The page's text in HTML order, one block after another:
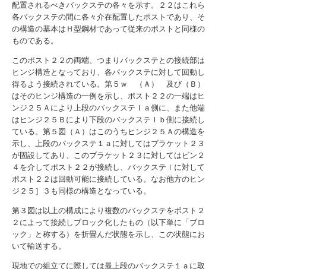
配置されるべきバックステの各々を示す。２２はこれら
各バックステの間に各々介在配置したポストであり、そ
の構造の基本はＨ型鋼材であって従来のポストと同様の
ものである。
このポスト２２の両端、つまりバックステとの接続部は
ヒンジ構造となっており、各バックステに対して回動し
得るよう接続されている。第５ｗ （Ａ） 及び（Ｂ）
はそのヒンジ構造の一例を示し、ポスト２２の一端はヒ
ンジ２５Ａにより上段のバックステｌａ側に、また他端
はヒンジ２５Ｂにより下段のバックステｌｂ側に接続し
ている。第５図（Ａ）はこのうちヒンジ２５Ａの構造を
示し、上段のバックステ１ａに対してはブラケット２３
が固設してあり、このブラケット２３に対してはビン２
４を介してポスト２２が接続し、バックステｌに対して
ポスト２２は回動可能に接続している。なお他方のヒン
ジ２５］３も同様の構造となっている。
第３図は以上の構成により複数のバックステをポスト２
２によって接続しブロック化したもの（以下単に「ブロ
ック」と称する）を折畳んだ状態を示し、この状態にお
いて輸送する。
現地での組立てに際しては最上段のバックステ１ａに取